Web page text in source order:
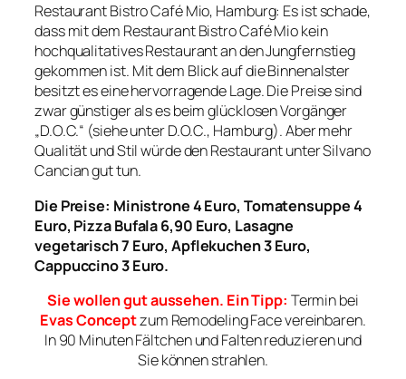
Restaurant Bistro Café Mio, Hamburg: Es ist schade,
dass mit dem Restaurant Bistro Café Mio kein
hochqualitatives Restaurant an den Jungfernstieg
gekommen ist. Mit dem Blick auf die Binnenalster
besitzt es eine hervorragende Lage. Die Preise sind
zwar günstiger als es beim glücklosen Vorgänger
„D.O.C.“ (siehe unter D.O.C., Hamburg). Aber mehr
Qualität und Stil würde den Restaurant unter Silvano
Cancian gut tun.
Die Preise: Ministrone 4 Euro, Tomatensuppe 4
Euro, Pizza Bufala 6,90 Euro, Lasagne
vegetarisch 7 Euro, Apflekuchen 3 Euro,
Cappuccino 3 Euro.
Sie wollen gut aussehen. Ein Tipp: Termin bei
Evas Conceptzum Remodeling Face vereinbaren.
In 90 Minuten Fältchen und Falten reduzieren und
Sie können strahlen.